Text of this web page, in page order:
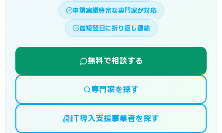
申請実績豊富な専門家が対応
最短翌日に折り返し連絡
無料で相談する
専門家を探す
IT導入支援事業者を探す